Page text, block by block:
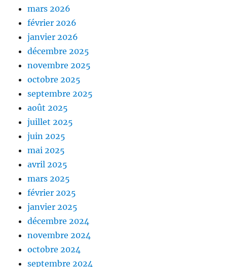
mars 2026
février 2026
janvier 2026
décembre 2025
novembre 2025
octobre 2025
septembre 2025
août 2025
juillet 2025
juin 2025
mai 2025
avril 2025
mars 2025
février 2025
janvier 2025
décembre 2024
novembre 2024
octobre 2024
septembre 2024